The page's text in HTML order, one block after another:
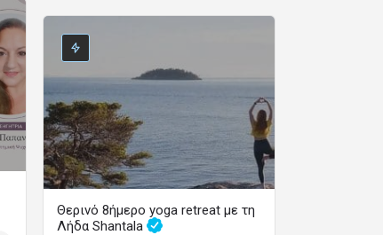
3 Σεπτεμβρίου 2026 19:00 - 21:00
Θερινό 8ήμερο yoga retreat με τη
Λήδα Shantala